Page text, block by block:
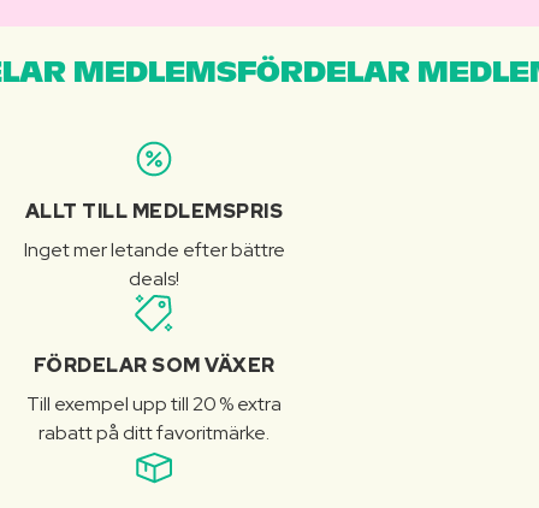
MEDLEMSFÖRDELAR
ALLT TILL MEDLEMSPRIS
Inget mer letande efter bättre
deals!
FÖRDELAR SOM VÄXER
Till exempel upp till 20 % extra
rabatt på ditt favoritmärke.